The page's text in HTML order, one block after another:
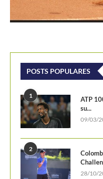
POSTS POPULARES
1
ATP
su...
09/03/
2
28/10/